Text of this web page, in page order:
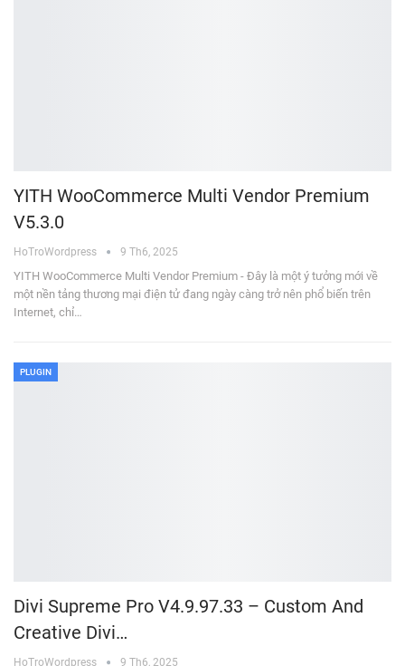
YITH WooCommerce Multi Vendor Premium
V5.3.0
HoTroWordpress 9 Th6, 2025
YITH WooCommerce Multi Vendor Premium - Đây là một ý tưởng mới về
một nền tảng thương mại điện tử đang ngày càng trở nên phổ biến trên
Internet, chỉ…
PLUGIN
Divi Supreme Pro V4.9.97.33 – Custom And
Creative Divi…
HoTroWordpress 9 Th6, 2025